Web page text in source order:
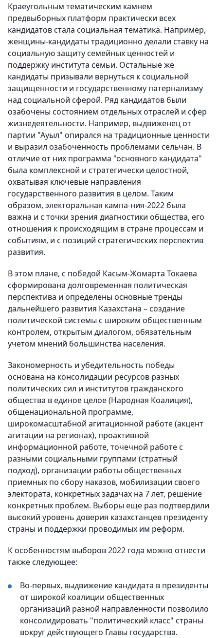
Краеугольным тематическим камнем
предвыборных платформ практически всех
кандидатов стала социальная тематика. Например,
женщины-кандидаты традиционно делали ставку на
социальную защиту семейных ценностей и
поддержку института семьи. Остальные же
кандидаты призывали вернуться к социальной
защищенности и государственному патернализму
над социальной сферой. Ряд кандидатов были
озабочены состоянием отдельных отраслей и сфер
жизнедеятельности. Например, выдвиженец от
партии "Ауыл" опирался на традиционные ценности
и выразил озабоченность проблемами сельчан. В
отличие от них программа "основного кандидата"
была комплексной и стратегически целостной,
охватывая ключевые направления
государственного развития в целом. Таким
образом, электоральная кампа-ния-2022 была
важна и с точки зрения диагностики общества, его
отношения к происходящим в стране процессам и
событиям, и с позиций стратегических перспектив
развития.
В этом плане, с победой Касым-Жомарта Токаева
сформирована долговременная политическая
перспектива и определены основные тренды
дальнейшего развития Казахстана – создание
политической системы с широким общественным
контролем, открытым диалогом, обязательным
учетом мнений большинства населения.
Закономерность и убедительность победы
основана на консолидации ресурсов разных
политических сил и институтов гражданского
общества в единое целое (Народная Коалиция),
общенациональной программе,
широкомасштабной агитационной работе (акцент
агитации на регионах), проактивной
информационной работе, точечной работе с
разными социальными группами (стратный
подход), организации работы общественных
приемных по сбору наказов, мобилизации своего
электората, конкретных задачах на 7 лет, решение
конкретных проблем. Выборы еще раз подтвердили
высокий уровень доверия казахстанцев президенту
страны и поддержки проводимых им реформ.
К особенностям выборов 2022 года можно отнести
также следующее:
Во-первых, выдвижение кандидата в президенты
от широкой коалиции общественных
организаций разной направленности позволило
консолидировать "политический класс" страны
вокруг действующего Главы государства.